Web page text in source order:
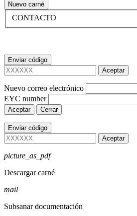
Nuevo carné
CONTACTO
Enviar código
Aceptar
Nuevo correo electrónico
EYC number
Aceptar Cerrar
Enviar código
Aceptar
picture_as_pdf
Descargar carné
mail
Subsanar documentación